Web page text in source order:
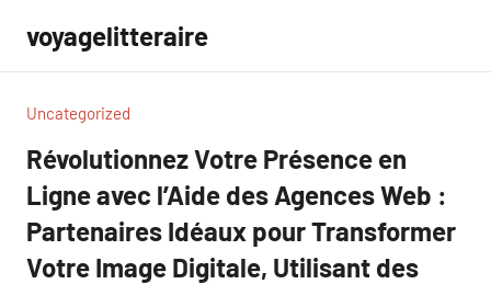
contenu
voyagelitteraire
Uncategorized
Révolutionnez Votre Présence en
Ligne avec l’Aide des Agences Web :
Partenaires Idéaux pour Transformer
Votre Image Digitale, Utilisant des